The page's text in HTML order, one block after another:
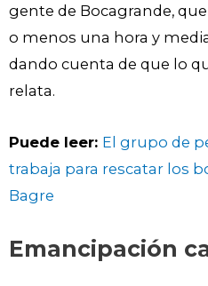
gente de Bocagrande,
o menos una hora y
dando cuenta de que lo
relata.
Puede leer: El grupo de
trabaja para rescatar los
Bagre
Emancipación